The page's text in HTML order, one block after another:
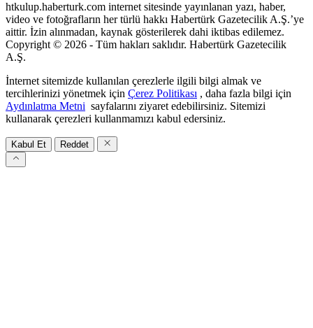
htkulup.haberturk.com internet sitesinde yayınlanan yazı, haber,
video ve fotoğrafların her türlü hakkı Habertürk Gazetecilik A.Ş.’ye
aittir. İzin alınmadan, kaynak gösterilerek dahi iktibas edilemez.
Copyright © 2026 - Tüm hakları saklıdır. Habertürk Gazetecilik
A.Ş.
İnternet sitemizde kullanılan çerezlerle ilgili bilgi almak ve
tercihlerinizi yönetmek için Çerez Politikası , daha fazla bilgi için
Aydınlatma Metni sayfalarını ziyaret edebilirsiniz. Sitemizi
kullanarak çerezleri kullanmamızı kabul edersiniz.
Kabul Et Reddet